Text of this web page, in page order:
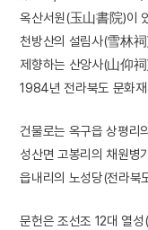
옥산서원(玉山書院)이
천방산의 설림사(雪林
제향하는 산앙사(山仰祠
1984년 전라북도 문화
건물로는 옥구읍 상평리
성산면 고봉리의 채원병
읍내리의 노성당(전라북
문헌은 조선조 12대 열